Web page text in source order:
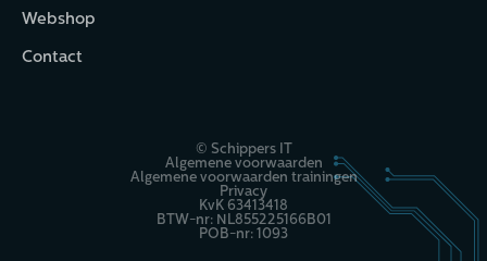
Webshop
Contact
© Schippers IT
Algemene voorwaarden
Algemene voorwaarden trainingen
Privacy
KvK 63413418
BTW-nr: NL855225166B01
POB-nr: 1093